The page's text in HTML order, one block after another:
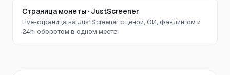
Страница монеты · JustScreener
Live-страница на JustScreener с ценой, ОИ, фандингом и
24h-оборотом в одном месте.